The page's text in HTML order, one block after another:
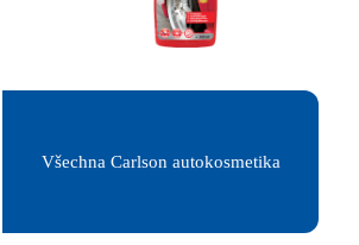
Všechna Carlson autokosmetika